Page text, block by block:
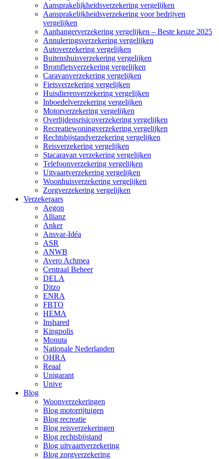
Aansprakelijkheidsverzekering vergelijken
Aansprakelijkheidsverzekering voor bedrijven
vergelijken
Aanhangerverzekering vergelijken – Beste keuze 2025
Annuleringsverzekering vergelijken
Autoverzekering vergelijken
Buitenshuisverzekering vergelijken
Bromfietsverzekering vergelijken
Caravanverzekering vergelijken
Fietsverzekering vergelijken
Huisdierenverzekering vergelijken
Inboedelverzekering vergelijken
Motorverzekering vergelijken
Overlijdensrisicoverzekering vergelijken
Recreatiewoningverzekering vergelijken
Rechtsbijstandverzekering vergelijken
Reisverzekering vergelijken
Stacaravan verzekering vergelijken
Telefoonverzekering vergelijken
Uitvaartverzekering vergelijken
Woonhuisverzekering vergelijken
Zorgverzekering vergelijken
Verzekeraars
Aegon
Allianz
Anker
Ansvar-Idéa
ASR
ANWB
Avero Achmea
Centraal Beheer
DELA
Ditzo
ENRA
FBTO
HEMA
Inshared
Kingpolis
Monuta
Nationale Nederlanden
OHRA
Reaal
Unigarant
Unive
Blog
Woonverzekeringen
Blog motorrijtuigen
Blog recreatie
Blog reisverzekeringen
Blog rechtsbijstand
Blog uitvaartverzekering
Blog zorgverzekering